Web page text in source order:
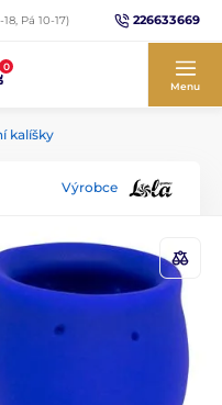
Pá 10-17) 226633669
0
Menu
kalíšky
Výrobce